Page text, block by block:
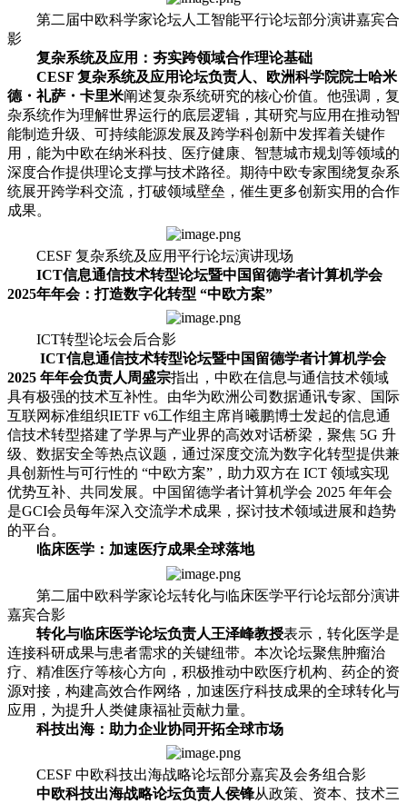
第二届中欧科学家论坛人工智能平行论坛部分演讲嘉宾合
影
复杂系统及应用：夯实跨领域合作理论基础
CESF 复杂系统及应用论坛负责人、欧洲科学院院士哈米
德・礼萨・卡里米阐述复杂系统研究的核心价值。他强调，复
杂系统作为理解世界运行的底层逻辑，其研究与应用在推动智
能制造升级、可持续能源发展及跨学科创新中发挥着关键作
用，能为中欧在纳米科技、医疗健康、智慧城市规划等领域的
深度合作提供理论支撑与技术路径。期待中欧专家围绕复杂系
统展开跨学科交流，打破领域壁垒，催生更多创新实用的合作
成果。
CESF 复杂系统及应用平行论坛演讲现场
ICT信息通信技术转型论坛暨中国留德学者计算机学会
2025年年会：打造数字化转型 “中欧方案”
ICT转型论坛会后合影
ICT信息通信技术转型论坛暨中国留德学者计算机学会
2025 年年会负责人周盛宗指出，中欧在信息与通信技术领域
具有极强的技术互补性。由华为欧洲公司数据通讯专家、国际
互联网标准组织IETF v6工作组主席肖曦鹏博士发起的信息通
信技术转型搭建了学界与产业界的高效对话桥梁，聚焦 5G 升
级、数据安全等热点议题，通过深度交流为数字化转型提供兼
具创新性与可行性的 “中欧方案”，助力双方在 ICT 领域实现
优势互补、共同发展。中国留德学者计算机学会 2025 年年会
是GCI会员每年深入交流学术成果，探讨技术领域进展和趋势
的平台。
临床医学：加速医疗成果全球落地
第二届中欧科学家论坛转化与临床医学平行论坛部分演讲
嘉宾合影
转化与临床医学论坛负责人王泽峰教授表示，转化医学是
连接科研成果与患者需求的关键纽带。本次论坛聚焦肿瘤治
疗、精准医疗等核心方向，积极推动中欧医疗机构、药企的资
源对接，构建高效合作网络，加速医疗科技成果的全球转化与
应用，为提升人类健康福祉贡献力量。
科技出海：助力企业协同开拓全球市场
CESF 中欧科技出海战略论坛部分嘉宾及会务组合影
中欧科技出海战略论坛负责人侯锋从政策、资本、技术三